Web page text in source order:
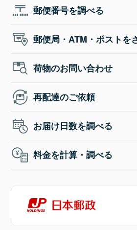
郵便番号を調べる
郵便局・ATM・ポストを
荷物のお問い合わせ
再配達のご依頼
お届け日数を調べる
料金を計算・調べる